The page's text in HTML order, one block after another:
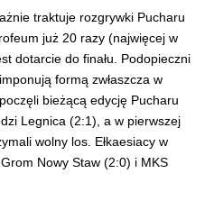
traktuje rozgrywki Pucharu
już 20 razy (najwięcej w
dotarcie do finału. Podopieczni
formą zwłaszcza w
bieżącą edycję Pucharu
Legnica (2:1), a w pierwszej
wolny los. Ełkaesiacy w
Nowy Staw (2:0) i MKS